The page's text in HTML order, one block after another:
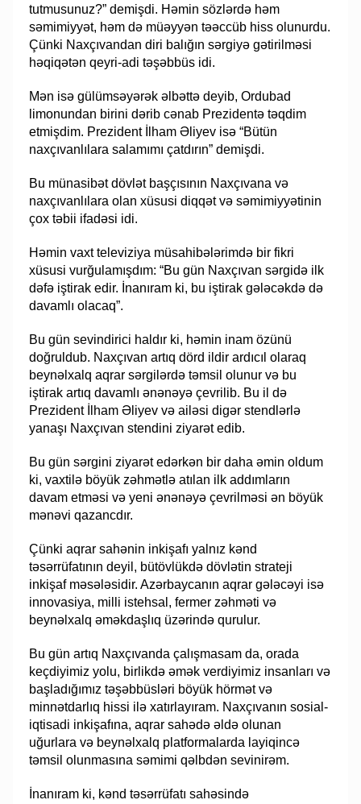
tutmusunuz?” demişdi. Həmin sözlərdə həm
səmimiyyət, həm də müəyyən təəccüb hiss olunurdu.
Çünki Naxçıvandan diri balığın sərgiyə gətirilməsi
həqiqətən qeyri-adi təşəbbüs idi.
Mən isə gülümsəyərək əlbəttə deyib, Ordubad
limonundan birini dərib cənab Prezidentə təqdim
etmişdim. Prezident İlham Əliyev isə “Bütün
naxçıvanlılara salamımı çatdırın” demişdi.
Bu münasibət dövlət başçısının Naxçıvana və
naxçıvanlılara olan xüsusi diqqət və səmimiyyətinin
çox təbii ifadəsi idi.
Həmin vaxt televiziya müsahibələrimdə bir fikri
xüsusi vurğulamışdım: “Bu gün Naxçıvan sərgidə ilk
dəfə iştirak edir. İnanıram ki, bu iştirak gələcəkdə də
davamlı olacaq”.
Bu gün sevindirici haldır ki, həmin inam özünü
doğruldub. Naxçıvan artıq dörd ildir ardıcıl olaraq
beynəlxalq aqrar sərgilərdə təmsil olunur və bu
iştirak artıq davamlı ənənəyə çevrilib. Bu il də
Prezident İlham Əliyev və ailəsi digər stendlərlə
yanaşı Naxçıvan stendini ziyarət edib.
Bu gün sərgini ziyarət edərkən bir daha əmin oldum
ki, vaxtilə böyük zəhmətlə atılan ilk addımların
davam etməsi və yeni ənənəyə çevrilməsi ən böyük
mənəvi qazancdır.
Çünki aqrar sahənin inkişafı yalnız kənd
təsərrüfatının deyil, bütövlükdə dövlətin strateji
inkişaf məsələsidir. Azərbaycanın aqrar gələcəyi isə
innovasiya, milli istehsal, fermer zəhməti və
beynəlxalq əməkdaşlıq üzərində qurulur.
Bu gün artıq Naxçıvanda çalışmasam da, orada
keçdiyimiz yolu, birlikdə əmək verdiyimiz insanları və
başladığımız təşəbbüsləri böyük hörmət və
minnətdarlıq hissi ilə xatırlayıram. Naxçıvanın sosial-
iqtisadi inkişafına, aqrar sahədə əldə olunan
uğurlara və beynəlxalq platformalarda layiqincə
təmsil olunmasına səmimi qəlbdən sevinirəm.
İnanıram ki, kənd təsərrüfatı sahəsində